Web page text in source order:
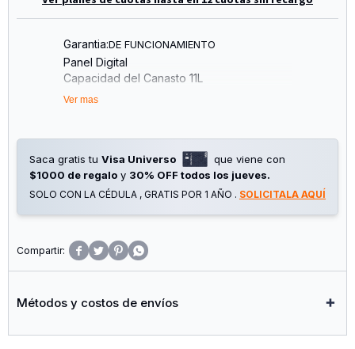
Garantia:DE FUNCIONAMIENTO
Panel Digital
Capacidad del Canasto 11L
Temperatura Regulable de 60° a 200° C
10 Programas de Cocción Predeterminados
Funciones para Descongelar y Deshidratar
Potencia: 2300W
Voltaje: 220-240V – 50/60Hz
Ver mas
Saca gratis tu Visa Universo
que viene con
$1000 de regalo y 30% OFF todos los jueves.
SOLO CON LA CÉDULA , GRATIS POR 1 AÑO . SOLICITALA AQUÍ
   
Métodos y costos de envíos